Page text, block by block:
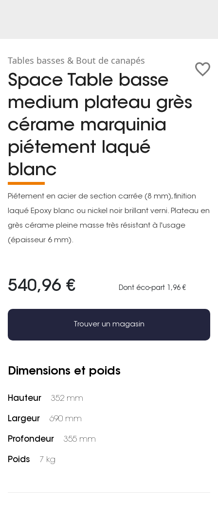
Tables basses & Bout de canapés
Space Table basse
medium plateau grès
cérame marquinia
piétement laqué
blanc
Piétement en acier de section carrée (8 mm), finition
laqué Epoxy blanc ou nickel noir brillant verni. Plateau en
grès cérame pleine masse très résistant à l'usage
(épaisseur 6 mm).
540,96 € Dont éco-part 1,96 €
Trouver un magasin
Dimensions et poids
Hauteur 352 mm
Largeur 690 mm
Profondeur 355 mm
Poids 7 kg